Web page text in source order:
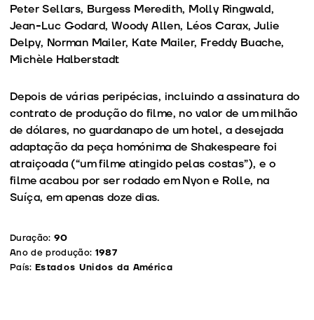
Peter Sellars, Burgess Meredith, Molly Ringwald,
Jean-Luc Godard, Woody Allen, Léos Carax, Julie
Delpy, Norman Mailer, Kate Mailer, Freddy Buache,
Michèle Halberstadt
Depois de várias peripécias, incluindo a assinatura do
contrato de produção do filme, no valor de um milhão
de dólares, no guardanapo de um hotel, a desejada
adaptação da peça homónima de Shakespeare foi
atraiçoada (“um filme atingido pelas costas”), e o
filme acabou por ser rodado em Nyon e Rolle, na
Suíça, em apenas doze dias.
Duração: 90
Ano de produção: 1987
País: Estados Unidos da América